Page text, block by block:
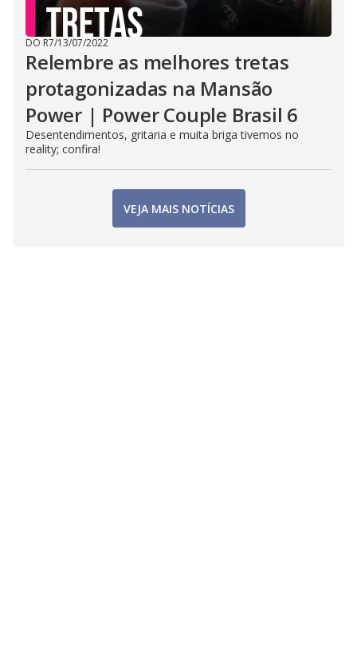
DO R7/13/07/2022
Relembre as melhores tretas
protagonizadas na Mansão
Power | Power Couple Brasil 6
Desentendimentos, gritaria e muita briga tivemos no
reality; confira!
VEJA MAIS NOTÍCIAS